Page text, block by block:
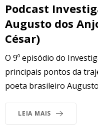
Podcast
Augusto dos
César)
O 9º episódio do
principais pontos da
poeta brasileiro
LEIA MAIS